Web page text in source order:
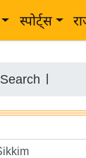
स्पोर्ट्स
Search